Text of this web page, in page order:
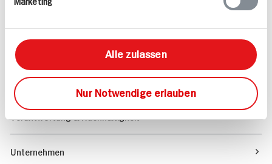
Alle zulassen
Nur Notwendige erlauben
Marktfinder
Unser Magazin
Unternehmen